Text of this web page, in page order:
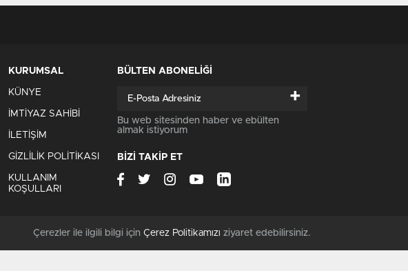
KURUMSAL
KÜNYE
İMTİYAZ SAHİBİ
İLETİŞİM
GİZLİLİK POLİTİKASI
KULLANIM
KOŞULLARI
BÜLTEN ABONELİĞİ
+
Bu web sitesinden haber ve ebülten
almak istiyorum
BİZİ TAKİP ET
Çerezler ile ilgili bilgi için Çerez Politikamızı ziyaret edebilirsiniz.